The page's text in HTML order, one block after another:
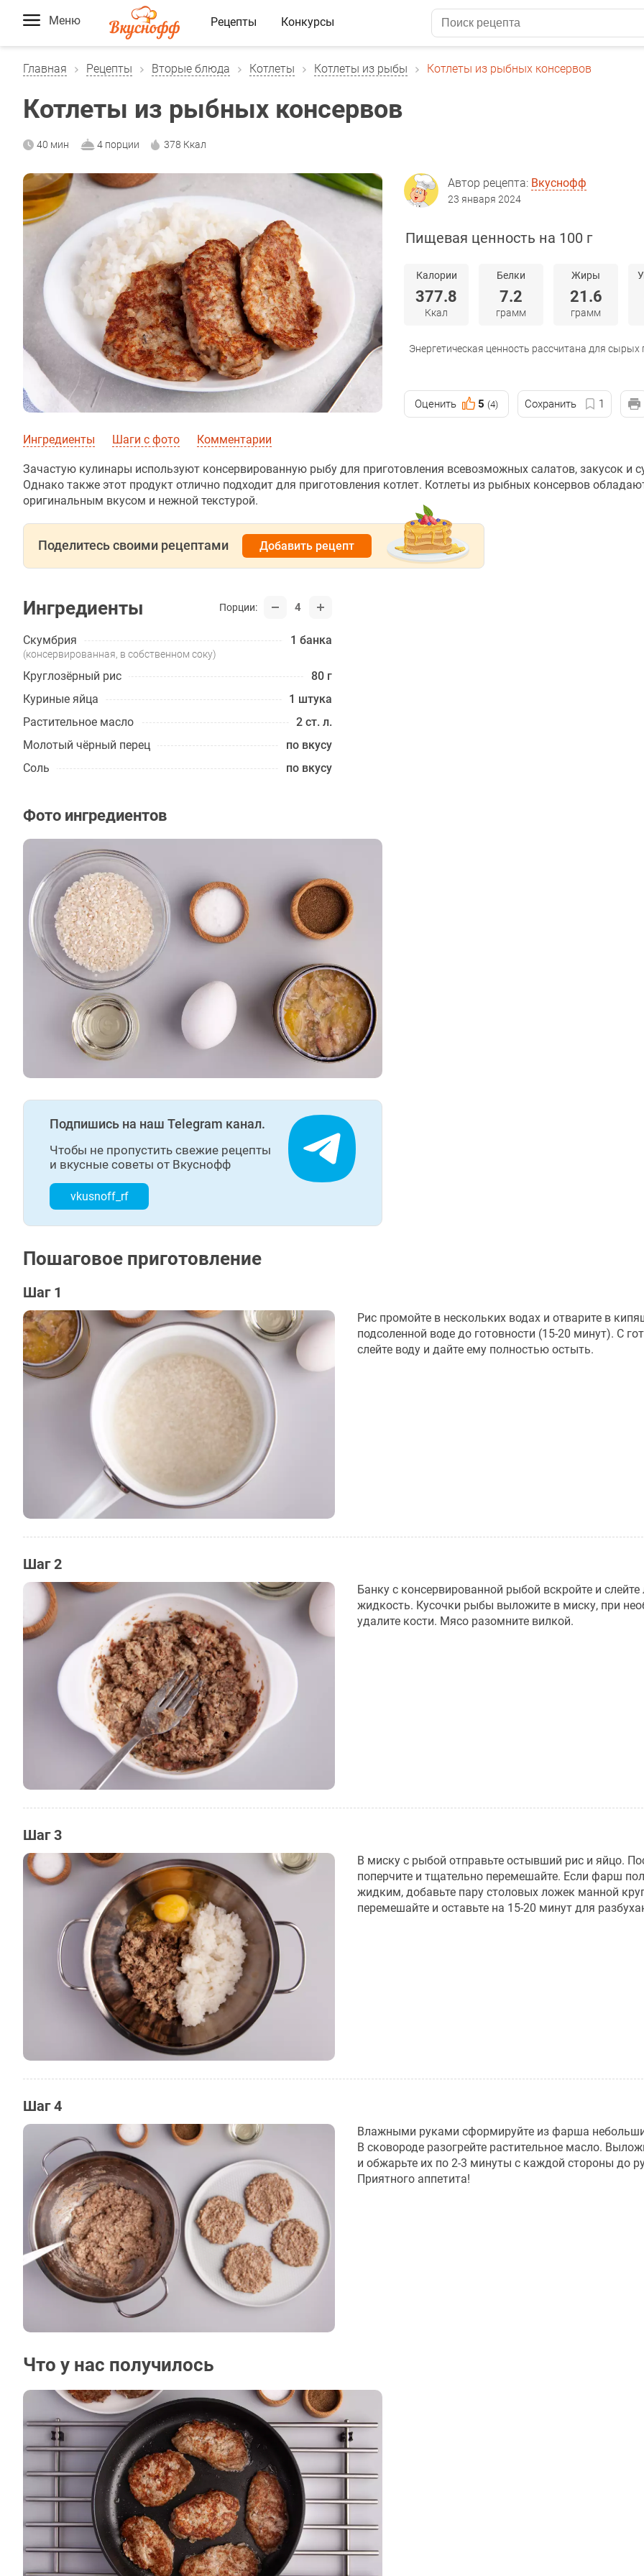
Меню Рецепты Конкурсы
Главная Рецепты Вторые блюда Котлеты Котлеты из рыбы Котлеты из рыбных консервов
Котлеты из рыбных консервов
40 мин 4 порции 378 Ккал
Автор рецепта: Вкуснофф
23 января 2024
Пищевая ценность на 100 г
Калории
377.8
Ккал
Белки
7.2
грамм
Жиры
21.6
грамм
Энергетическая ценность рассчитана для сырых
Оценить 5 (4) Сохранить 1
Ингредиенты Шаги с фото Комментарии
Зачастую кулинары используют консервированную рыбу для приготовления всевозможных салатов, закусок и
Однако также этот продукт отлично подходит для приготовления котлет. Котлеты из рыбных консервов
оригинальным вкусом и нежной текстурой.
Поделитесь своими рецептами Добавить рецепт
Ингредиенты Порции: 4
Скумбрия 1 банка
(консервированная, в собственном соку)
Круглозёрный рис
80 г
Куриные яйца
1 штука
Растительное масло
2 ст. л.
Молотый чёрный перец
по вкусу
Соль
по вкусу
Фото ингредиентов
Подпишись на наш Telegram канал.
Чтобы не пропустить свежие рецепты
и вкусные советы от Вкуснофф
vkusnoff_rf
Пошаговое приготовление
Шаг 1
Рис промойте в нескольких водах и отварите в
подсоленной воде до готовности (15-20 минут). С
слейте воду и дайте ему полностью остыть.
Шаг 2
Банку с консервированной рыбой вскройте и
жидкость. Кусочки рыбы выложите в миску, при
удалите кости. Мясо разомните вилкой.
Шаг 3
В миску с рыбой отправьте остывший рис и яйцо.
поперчите и тщательно перемешайте. Если фарш
жидким, добавьте пару столовых ложек манной
перемешайте и оставьте на 15-20 минут для
Шаг 4
Влажными руками сформируйте из фарша
В сковороде разогрейте растительное масло.
и обжарьте их по 2-3 минуты с каждой стороны до
Приятного аппетита!
Что у нас получилось